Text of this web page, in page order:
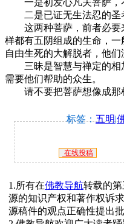
二是已证无生法忍的圣者
这两种菩萨，前者必要来
样都有五阴组成的生命，
自由生死的大解脱者，他
三昧是智慧与禅定的相加
需要他们帮助的众生。
请不要把菩萨想像成那样
标签：五明|
在线投稿
1.所有在佛教导航转载的
源的知识产权和著作权诉
源稿件的观点正确性提出批